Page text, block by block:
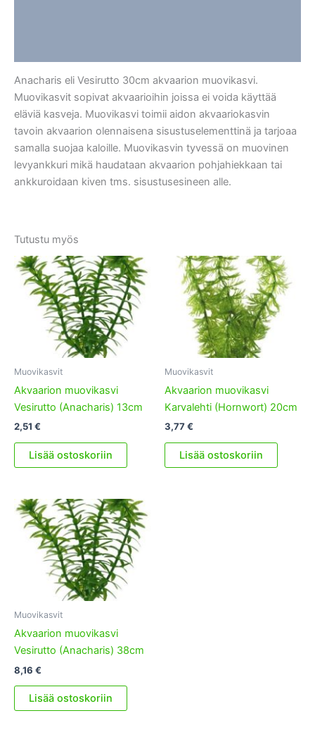
Anacharis eli Vesirutto 30cm akvaarion muovikasvi.
Muovikasvit sopivat akvaarioihin joissa ei voida käyttää
eläviä kasveja. Muovikasvi toimii aidon akvaariokasvin
tavoin akvaarion olennaisena sisustuselementtinä ja tarjoaa
samalla suojaa kaloille. Muovikasvin tyvessä on muovinen
levyankkuri mikä haudataan akvaarion pohjahiekkaan tai
ankkuroidaan kiven tms. sisustusesineen alle.
Tutustu myös
Muovikasvit
Akvaarion muovikasvi
Vesirutto (Anacharis) 13cm
2,51 €
Lisää ostoskoriin
Muovikasvit
Akvaarion muovikasvi
Karvalehti (Hornwort) 20cm
3,77€
Lisää ostoskoriin
Muovikasvit
Akvaarion muovikasvi
Vesirutto (Anacharis) 38cm
8,16 €
Lisää ostoskoriin